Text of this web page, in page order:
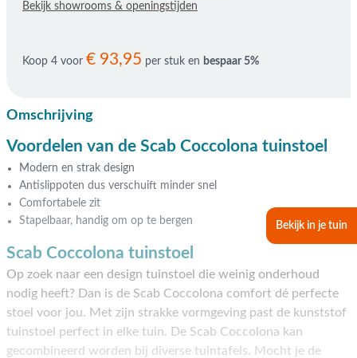
Bekijk in je tuin
Bekijk showrooms & openingstijden
Koop 4 voor € 93,95 per stuk en bespaar 5%
Omschrijving
Voordelen van de Scab Coccolona tuinstoel
Modern en strak design
Antislippoten dus verschuift minder snel
Comfortabele zit
Stapelbaar, handig om op te bergen
Scab Coccolona tuinstoel
Op zoek naar een design tuinstoel die weinig onderhoud
nodig heeft? Dan is de Scab Coccolona comfort dé perfecte
stoel voor jou. Met zijn strakke vormgeving past de kunststof
tuinstoel perfect in elke tuin. De Scab Coccolona kan
gecombineerd worden bij diverse tuintafels. Mocht je de